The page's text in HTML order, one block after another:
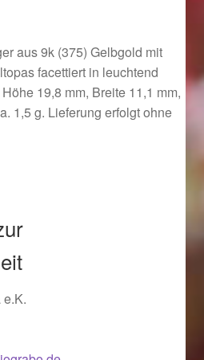
Ostern 2019
Ostern 2020
Ostern 2021
Ostern 2022
aus 9k (375) Gelbgold mit
facettiert in leuchtend
19,8 mm, Breite 11,1 mm,
1,5 g. Lieferung erfolgt ohne